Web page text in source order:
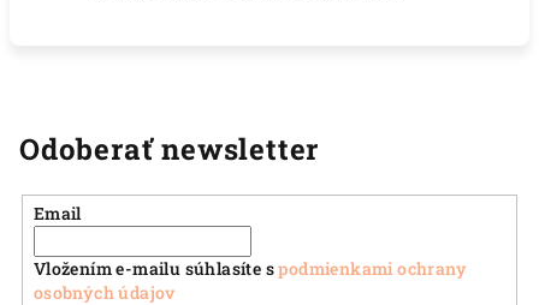
Odoberať newsletter
Email
Vložením e-mailu súhlasíte spodmienkami ochrany
osobných údajov